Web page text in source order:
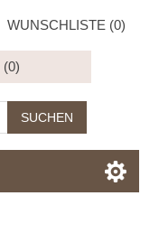
WUNSCHLISTE (0)
(0)